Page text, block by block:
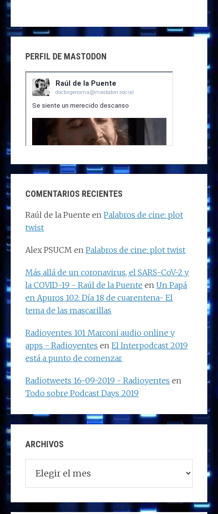
PERFIL DE MASTODON
COMENTARIOS RECIENTES
Raúl de la Puente enPalabros de cine: plot
twist
Alex PSUCM enPalabros de cine: plot twist
Más allá de un coronavirus, el SARS-CoV-2 y
la COVID-19 - Raúl de la Puente enUn Papá
en Apuros 102: Día 18 de cuarentena- El
tema de las mascarillas
Radioyentes 101 Marconi audio online y
apps - Radioyentes enEl Interpodcast 2019
está a punto de comenzar
Radiotweets 16-09-2019 - Radioyentes en
Todo sobre Podcast Days 2019
ARCHIVOS